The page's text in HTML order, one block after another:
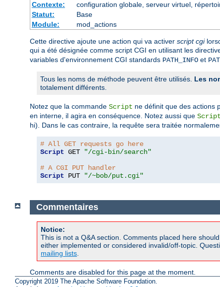
Contexte:
configuration globale, serveur virtuel,
Statut:
Base
Module:
mod_actions
Cette directive ajoute une action qui va activer script cgi
qui a été désignée comme script CGI en utilisant les
variables d'environnement CGI standards PATH_INFO et
Tous les noms de méthode peuvent être utilisés. Les
totalement différents.
Notez que la commande Script ne définit que des actions
en interne, il agira en conséquence. Notez aussi que Script
hi). Dans le cas contraire, la requête sera traitée
# All GET requests go here
Script GET
"/cgi-bin/search"
# A CGI PUT handler
Script PUT "/~bob/put.cgi"
Commentaires
Notice:
This is not a Q&A section. Comments placed here
either implemented or considered invalid/off-topic.
mailing lists
Comments are disabled for this page at the moment.
Copyright 2019 The Apache Software Foundation.